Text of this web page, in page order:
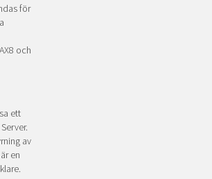
för
och
ett
av
en